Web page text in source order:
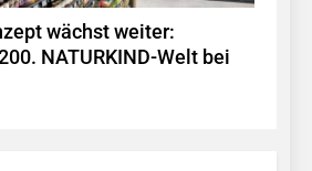
wächst weiter:
NATURKIND-Welt bei